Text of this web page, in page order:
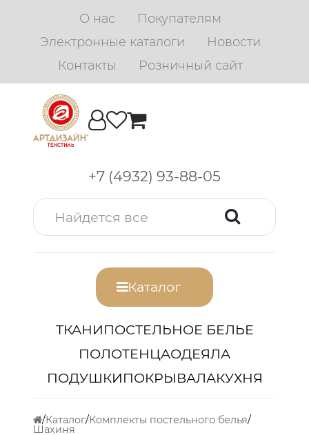
О нас
Покупателям
Электронные каталоги
Новости
Контакты
Розничный сайт
+7 (4932) 93-88-05
Каталог
ТКАНИПОСТЕЛЬНОЕ БЕЛЬЕ
ПОЛОТЕНЦАОДЕЯЛА
ПОДУШКИПОКРЫВАЛАКУХНЯ
Каталог Комплекты постельного белья
Шахиня